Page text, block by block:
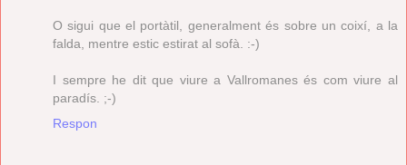
O sigui que el portàtil, generalment és sobre un coixí, a la
falda, mentre estic estirat al sofà. :-)
I sempre he dit que viure a Vallromanes és com viure al
paradís. ;-)
Respon